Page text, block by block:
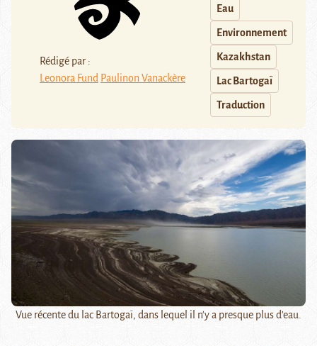
Rédigé par :
Leonora Fund Paulinon Vanackère
Eau
Environnement
Kazakhstan
Lac Bartogaï
Traduction
Vue récente du lac Bartogaï, dans lequel il n'y a presque plus d'eau.